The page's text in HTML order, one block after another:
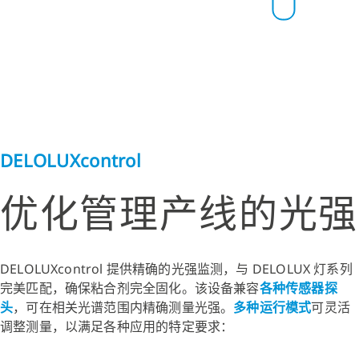
DELOLUXcontrol
优化管理产线的光强
DELOLUXcontrol 提供精确的光强监测，与 DELOLUX 灯系列
完美匹配，确保粘合剂完全固化。该设备兼容各种传感器探
头，可在相关光谱范围内精确测量光强。 多种运行模式可灵活
调整测量，以满足各种应用的特定要求：